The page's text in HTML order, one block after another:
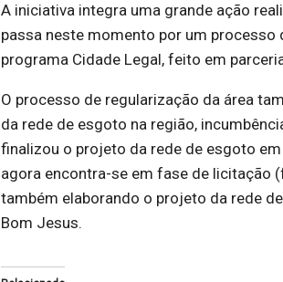
A iniciativa integra uma grande ação
passa neste momento por um
programa Cidade Legal, feito em
O processo de regularização da área
da rede de esgoto na região,
finalizou o projeto da rede de esgoto
agora encontra-se em fase de licitação
também elaborando o projeto da rede
Bom Jesus.